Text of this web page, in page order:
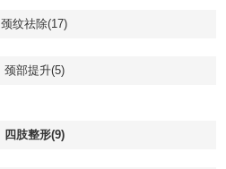
颈纹祛除(17)
颈部提升(5)
四肢整形(9)